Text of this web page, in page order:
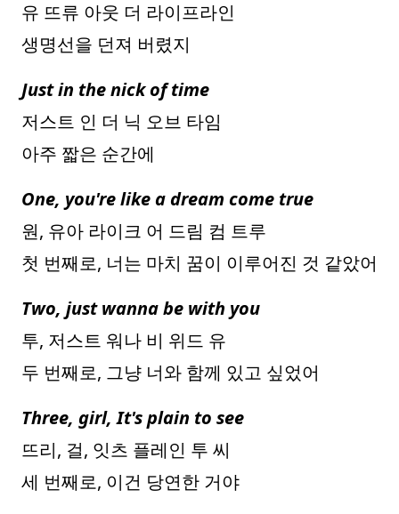
유 뜨류 아웃 더 라이프라인
생명선을 던져 버렸지
Just in the nick of time
저스트 인 더 닉 오브 타임
아주 짧은 순간에
One, you're like a dream come true
원, 유아 라이크 어 드림 컴 트루
첫 번째로, 너는 마치 꿈이 이루어진 것 같았어
Two, just wanna be with you
투, 저스트 워나 비 위드 유
두 번째로, 그냥 너와 함께 있고 싶었어
Three, girl, It's plain to see
뜨리, 걸, 잇츠 플레인 투 씨
세 번째로, 이건 당연한 거야